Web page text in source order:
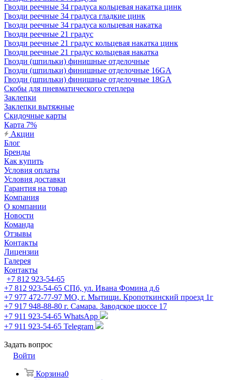
Гвозди реечные 34 градуса кольцевая накатка цинк
Гвозди реечные 34 градуса гладкие цинк
Гвозди реечные 34 градуса кольцевая накатка
Гвозди реечные 21 градус
Гвозди реечные 21 градус кольцевая накатка цинк
Гвозди реечные 21 градус кольцевая накатка
Гвозди (шпильки) финишные отделочные
Гвозди (шпильки) финишные отделочные 16GA
Гвозди (шпильки) финишные отделочные 18GA
Скобы для пневматического степлера
Заклепки
Заклепки вытяжные
Скидочные карты
Карта 7%
Акции
Блог
Бренды
Как купить
Условия оплаты
Условия доставки
Гарантия на товар
Компания
О компании
Новости
Команда
Отзывы
Контакты
Лицензии
Галерея
Контакты
+7 812 923-54-65
+7 812 923-54-65 СПб, ул. Ивана Фомина д.6
+7 977 472-77-97 МО, г. Мытищи. Кропоткинский проезд 1г
+7 917 948-88-80 г. Самара. Заводское шоссе 17
+7 911 923-54-65 WhatsApp
+7 911 923-54-65 Telegram
Задать вопрос
Войти
Корзина0